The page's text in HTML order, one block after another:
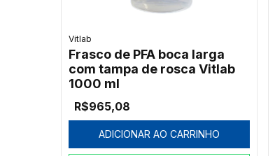
Vitlab
Frasco de PFA boca larga
com tampa de rosca Vitlab
1000 ml
R$965,08
ADICIONAR AO CARRINHO